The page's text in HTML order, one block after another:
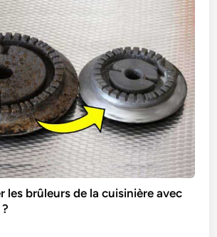
les brûleurs de la cuisinière avec